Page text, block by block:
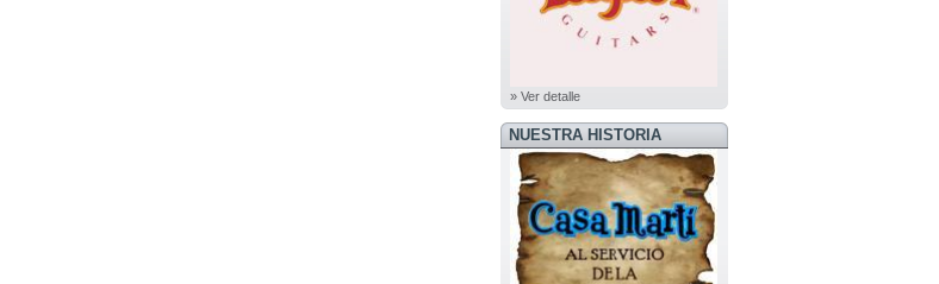
» Ver detalle
NUESTRA HISTORIA